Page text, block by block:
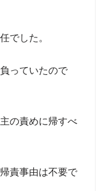
でした。
っていたので
の責めに帰すべ
責事由は不要で